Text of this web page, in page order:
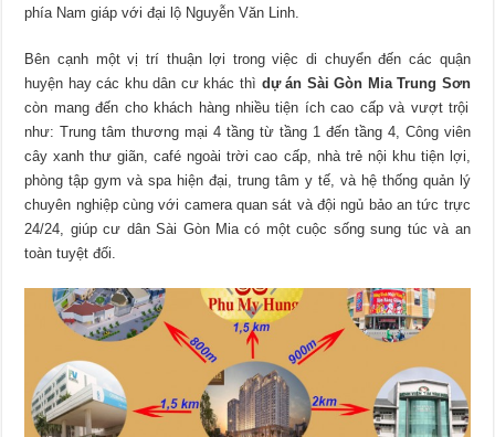
phía Nam giáp với đại lộ Nguyễn Văn Linh.
Bên cạnh một vị trí thuận lợi trong việc di chuyển đến các quận
huyện hay các khu dân cư khác thì dự án Sài Gòn Mia Trung Sơn
còn mang đến cho khách hàng nhiều tiện ích cao cấp và vượt trội
như: Trung tâm thương mại 4 tầng từ tầng 1 đến tầng 4, Công viên
cây xanh thư giãn, café ngoài trời cao cấp, nhà trẻ nội khu tiện lợi,
phòng tập gym và spa hiện đại, trung tâm y tế, và hệ thống quản lý
chuyên nghiệp cùng với camera quan sát và đội ngủ bảo an tức trực
24/24, giúp cư dân Sài Gòn Mia có một cuộc sống sung túc và an
toàn tuyệt đối.